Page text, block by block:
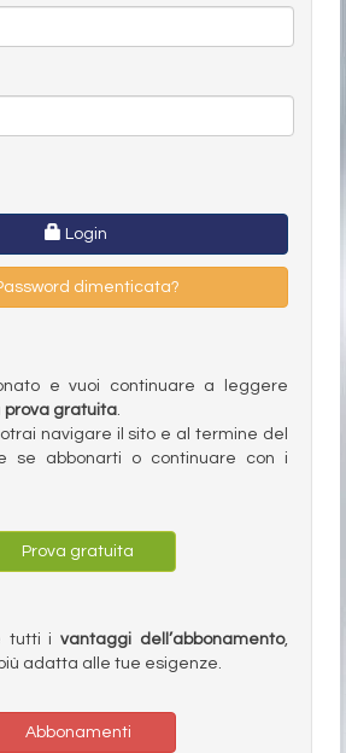
Login
dimenticata?
e vuoi continuare a leggere
prova gratuita.
navigare il sito e al termine del
se abbonarti o continuare con i
Prova gratuita
tutti ivantaggi dell’abbonamento,
adatta alle tue esigenze.
Abbonamenti